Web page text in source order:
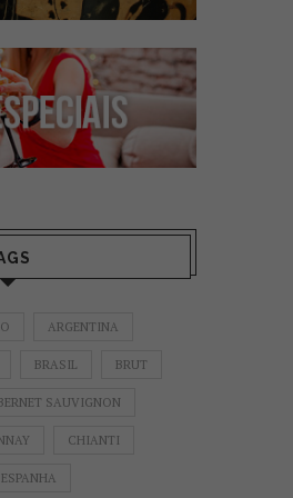
ARGENTINA
BRASIL BRUT
SAUVIGNON
CHIANTI
ESPANHA